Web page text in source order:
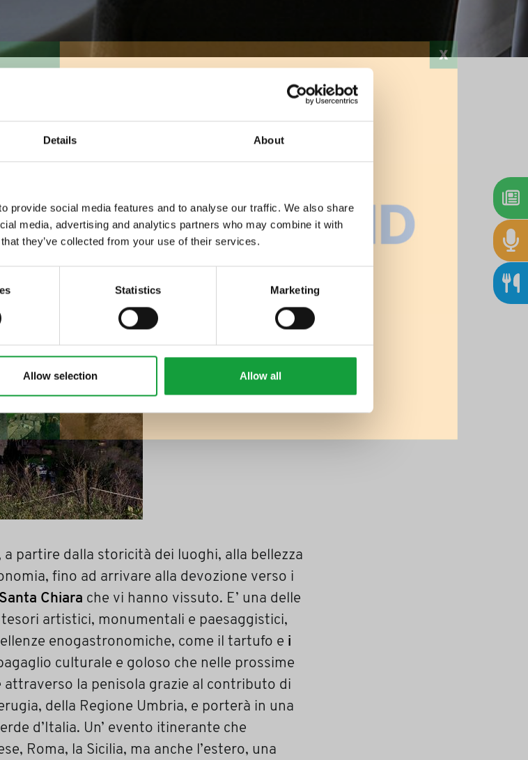
Details About
provide social media features and to analyse our traffic. We also share
media, advertising and analytics partners who may combine it with
they’ve collected from your use of their services.
Statistics Marketing
Allow selection Allow all
partire dalla storicità dei luoghi, alla bellezza
fino ad arrivare alla devozione verso i
Chiara che vi hanno vissuto. E’ una delle
artistici, monumentali e paesaggistici,
enogastronomiche, come il tartufo e i
culturale e goloso che nelle prossime
la penisola grazie al contributo di
della Regione Umbria, e porterà in una
d’Italia. Un’ evento itinerante che
Roma, la Sicilia, ma anche l’estero, una